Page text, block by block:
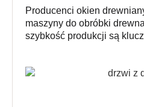
Producenci okien
maszyny do obróbki
szybkość produkcji są